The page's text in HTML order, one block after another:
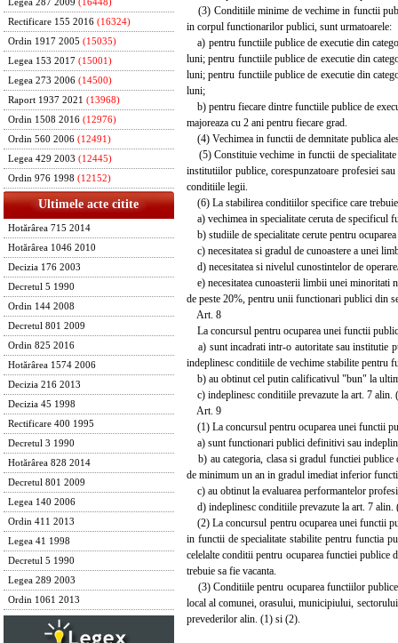
Legea 287 2009 (16448)
Rectificare 155 2016 (16324)
Ordin 1917 2005 (15035)
Legea 153 2017 (15001)
Legea 273 2006 (14500)
Raport 1937 2021 (13968)
Ordin 1508 2016 (12976)
Ordin 560 2006 (12491)
Legea 429 2003 (12445)
Ordin 976 1998 (12152)
Ultimele acte citite
Hotărârea 715 2014
Hotărârea 1046 2010
Decizia 176 2003
Decretul 5 1990
Ordin 144 2008
Decretul 801 2009
Ordin 825 2016
Hotărârea 1574 2006
Decizia 216 2013
Decizia 45 1998
Rectificare 400 1995
Decretul 3 1990
Hotărârea 828 2014
Decretul 801 2009
Legea 140 2006
Ordin 411 2013
Legea 41 1998
Decretul 5 1990
Legea 289 2003
Ordin 1061 2013
(3) Conditiile minime de vechime in functii
in corpul functionarilor publici, sunt urmatoarele:
a) pentru functiile publice de executie din
luni; pentru functiile publice de executie din
luni; pentru functiile publice de executie din
luni;
b) pentru fiecare dintre functiile publice de
majoreaza cu 2 ani pentru fiecare grad.
(4) Vechimea in functii de demnitate publica
(5) Constituie vechime in functii de specialitate
institutiilor publice, corespunzatoare profesiei
conditiile legii.
(6) La stabilirea conditiilor specifice care
a) vechimea in specialitate ceruta de specificul
b) studiile de specialitate cerute pentru
c) necesitatea si gradul de cunoastere a unei
d) necesitatea si nivelul cunostintelor de
e) necesitatea cunoasterii limbii unei minoritati
de peste 20%, pentru unii functionari publici din
Art. 8
La concursul pentru ocuparea unei functii
a) sunt incadrati intr-o autoritate sau institutie
indeplinesc conditiile de vechime stabilite pentru
b) au obtinut cel putin calificativul "bun" la
c) indeplinesc conditiile prevazute la art. 7 alin.
Art. 9
(1) La concursul pentru ocuparea unei functii
a) sunt functionari publici definitivi sau
b) au categoria, clasa si gradul functiei publice
de minimum un an in gradul imediat inferior
c) au obtinut la evaluarea performantelor
d) indeplinesc conditiile prevazute la art. 7 alin.
(2) La concursul pentru ocuparea unei functii
in functii de specialitate stabilite pentru functia
celelalte conditii pentru ocuparea functiei publice
trebuie sa fie vacanta.
(3) Conditiile pentru ocuparea functiilor publice
local al comunei, orasului, municipiului,
prevederilor alin. (1) si (2).